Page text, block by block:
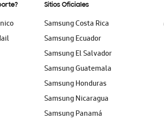
Sitios Oficiales
Samsung Costa Rica
Samsung Ecuador
Samsung El Salvador
Samsung Guatemala
Samsung Honduras
Samsung Nicaragua
Samsung Panamá